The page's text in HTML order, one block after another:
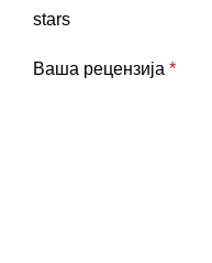
stars
Ваша рецензија *